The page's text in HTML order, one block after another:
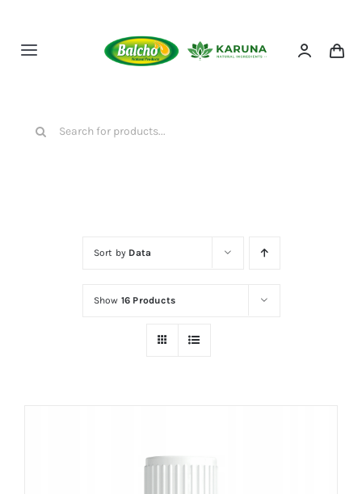
zawartości
Toggle
Szukaj
Sort by Data
Show 16 Products